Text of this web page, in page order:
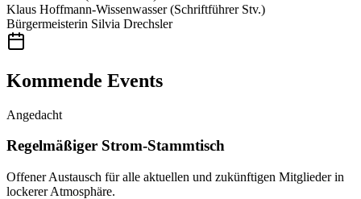
Klaus Hoffmann-Wissenwasser (Schriftführer Stv.)
Bürgermeisterin Silvia Drechsler
Kommende Events
Angedacht
Regelmäßiger Strom-Stammtisch
Offener Austausch für alle aktuellen und zukünftigen Mitglieder in
lockerer Atmosphäre.